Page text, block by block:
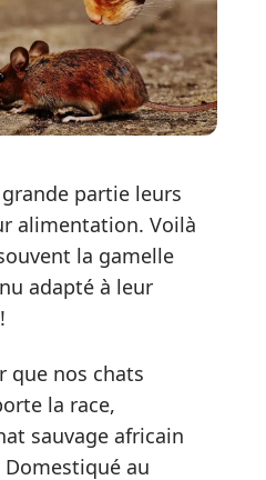
partie leurs
alimentation. Voilà
la gamelle
adapté à leur
que nos chats
la race,
sauvage africain
Domestiqué au